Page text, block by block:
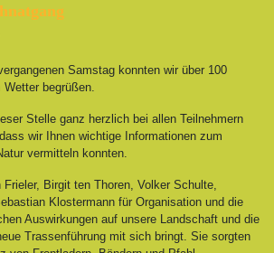
Samstag konnten wir über 100
begrüßen.
Stelle ganz herzlich bei allen Teilnehmern
wir Ihnen wichtige Informationen zum
vermitteln konnten.
Birgit ten Thoren, Volker Schulte,
Klostermann für Organisation und die
Auswirkungen auf unsere Landschaft und die
Trassenführung mit sich bringt. Sie sorgten